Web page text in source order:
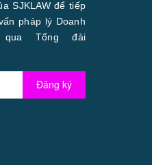
SJKLAW để tiếp
pháp lý Doanh
Tổng đài
Đăng ký